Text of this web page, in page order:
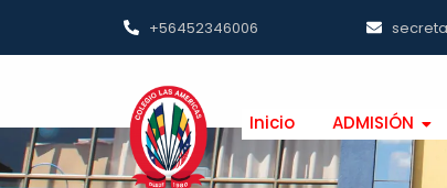
+56452346006
Inicio ADMISIÓN